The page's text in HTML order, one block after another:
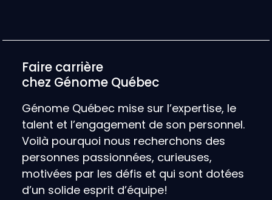
Faire carrière
chez Génome Québec
Génome Québec mise sur l’expertise, le
talent et l’engagement de son personnel.
Voilà pourquoi nous recherchons des
personnes passionnées, curieuses,
motivées par les défis et qui sont dotées
d’un solide esprit d’équipe!